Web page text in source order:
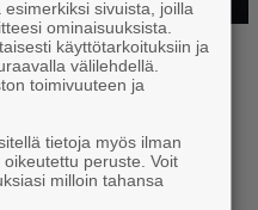
sivuista, joilla
ominaisuuksista.
käyttötarkoituksiin ja
välilehdellä.
toimivuuteen ja
tietoja myös ilman
peruste. Voit
milloin tahansa